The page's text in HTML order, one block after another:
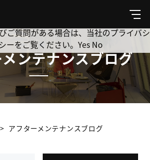
メ
ニ
ュ
ンテナンスブログ
アフターメンテナンスブログ
お客様の活動を追跡してもよろしいです
プライバシーを極めて重視しています。
ご質問がある場合は、当社のプライバシ
ーをご覧ください。 Yes No